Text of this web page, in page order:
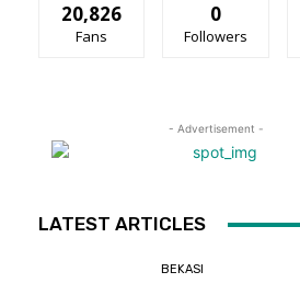
20,826
Fans
0
Followers
- Advertisement -
LATEST ARTICLES
BEKASI